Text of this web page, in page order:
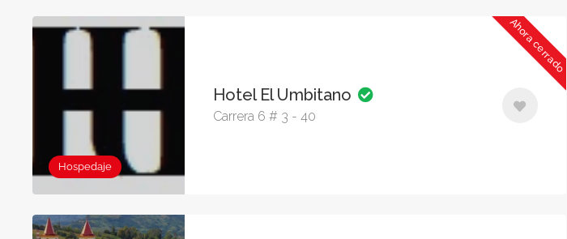
Hospedaje
Ahora cerrado
Hotel El Umbitano
Carrera 6 # 3 - 40